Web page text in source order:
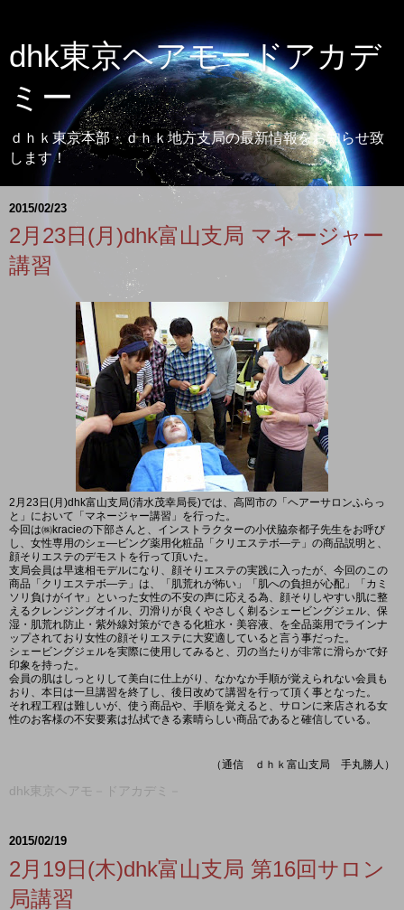
dhk東京ヘアモードアカデ
ミー
ｄｈｋ東京本部・ｄｈｋ地方支局の最新情報をお知らせ致
します！
2015/02/23
2月23日(月)dhk富山支局 マネージャー
講習
2月23日(月)dhk富山支局(清水茂幸局長)では、高岡市の「ヘアーサロンふらっ
と」において「マネージャー講習」を行った。
今回は㈱kracieの下部さんと、インストラクターの小伏脇奈都子先生をお呼び
し、女性専用のシェ―ビング薬用化粧品「クリエステボ―テ」の商品説明と、
顔そりエステのデモストを行って頂いた。
支局会員は早速相モデルになり、顔そりエステの実践に入ったが、今回のこの
商品「クリエステボ―テ」は、「肌荒れが怖い」「肌への負担が心配」「カミ
ソリ負けがイヤ」といった女性の不安の声に応える為、顔そりしやすい肌に整
えるクレンジングオイル、刃滑りが良くやさしく剃るシェービングジェル、保
湿・肌荒れ防止・紫外線対策ができる化粧水・美容液、を全品薬用でラインナ
ップされており女性の顔そりエステに大変適していると言う事だった。
シェービングジェルを実際に使用してみると、刃の当たりが非常に滑らかで好
印象を持った。
会員の肌はしっとりして美白に仕上がり、なかなか手順が覚えられない会員も
おり、本日は一旦講習を終了し、後日改めて講習を行って頂く事となった。
それ程工程は難しいが、使う商品や、手順を覚えると、サロンに来店される女
性のお客様の不安要素は払拭できる素晴らしい商品であると確信している。
（通信 ｄｈｋ富山支局 手丸勝人）
dhk東京ヘアモ－ドアカデミ－
2015/02/19
2月19日(木)dhk富山支局 第16回サロン
局講習